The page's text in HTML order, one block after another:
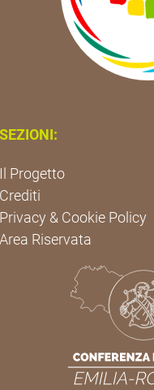
SEZIONI:
Il Progetto
Crediti
Privacy & Cookie Policy
Area Riservata